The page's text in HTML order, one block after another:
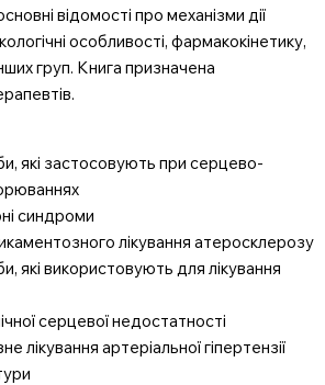
відомості про механізми дії
особливості, фармакокінетику,
груп. Книга призначена
які застосовують при серцево-
синдроми
лікування атеросклерозу
які використовують для лікування
серцевої недостатності
лікування артеріальної гіпертензії